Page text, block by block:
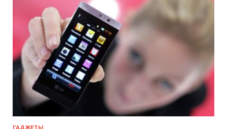
ГАДЖЕТЫ